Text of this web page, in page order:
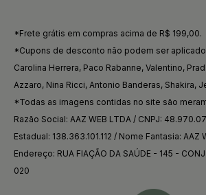
*Frete grátis em compras acima de R$ 199,00.
*Cupons de desconto não podem ser
Carolina Herrera, Paco Rabanne, Valentino,
Azzaro, Nina Ricci, Antonio Banderas, Shakira,
*Todas as imagens contidas no site são
Razão Social: AAZ WEB LTDA / CNPJ:
Estadual: 138.363.101.112 / Nome Fantasia: AAZ
Endereço: RUA FIAÇÃO DA SAÚDE - 145 -
020